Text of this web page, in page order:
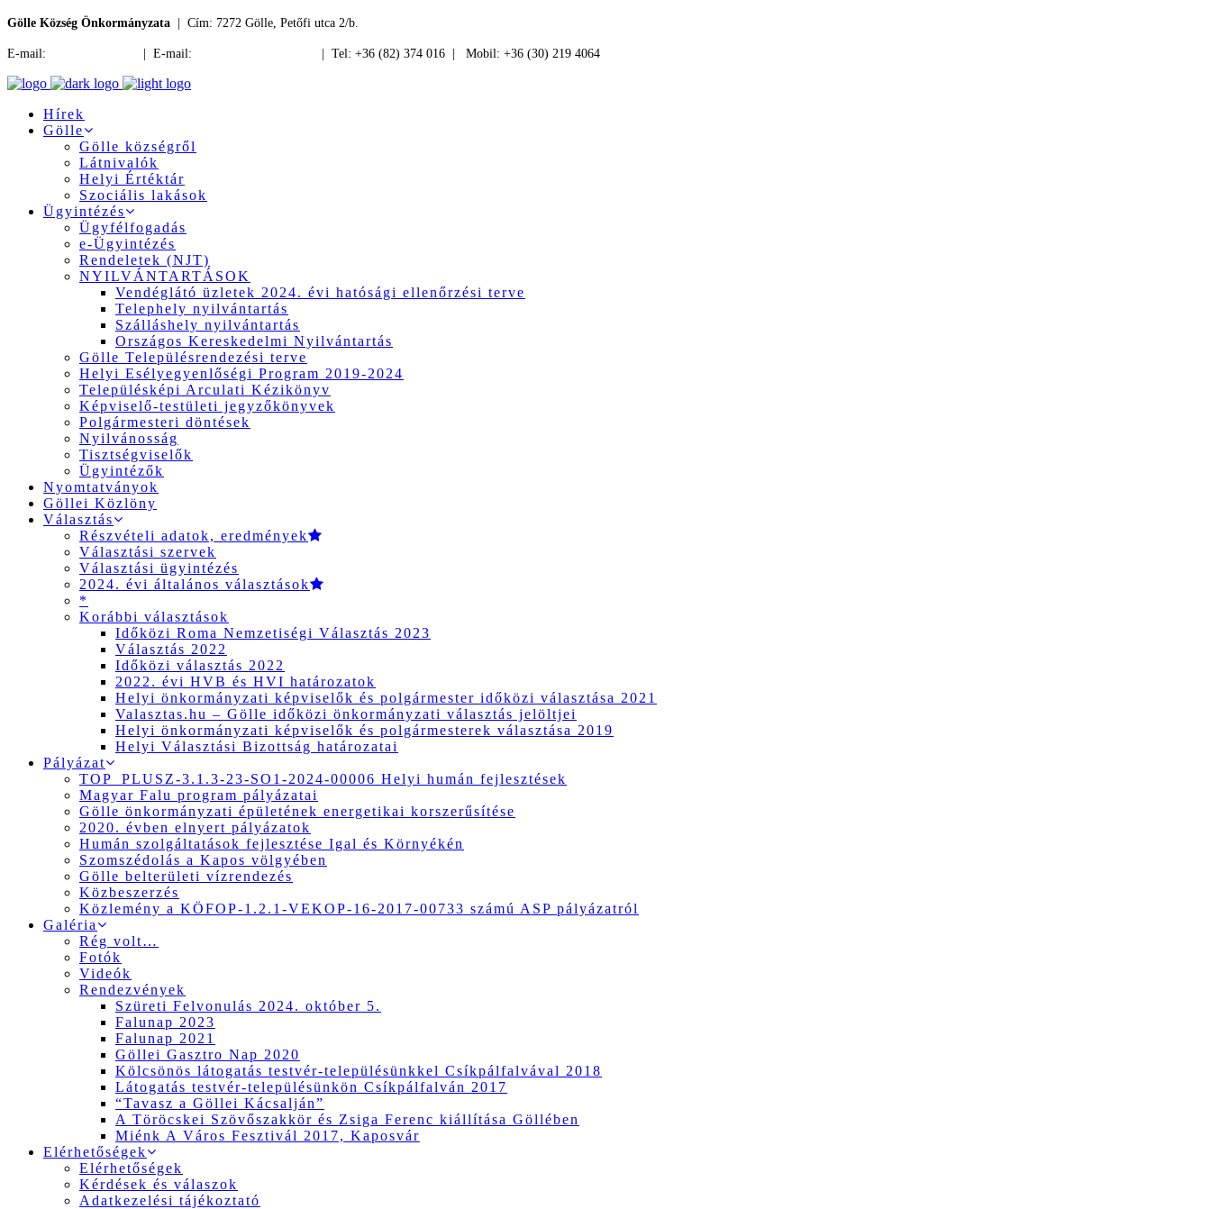
Gölle Község Önkormányzata | Cím: 7272 Gölle, Petőfi utca 2/b.
E-mail: | E-mail: | Tel: +36 (82) 374 016 | Mobil: +36 (30) 219 4064
Hírek
Gölle
Gölle községről
Látnivalók
Helyi Értéktár
Szociális lakások
Ügyintézés
Ügyfélfogadás
e-Ügyintézés
Rendeletek (NJT)
NYILVÁNTARTÁSOK
Vendéglátó üzletek 2024. évi hatósági ellenőrzési terve
Telephely nyilvántartás
Szálláshely nyilvántartás
Országos Kereskedelmi Nyilvántartás
Gölle Településrendezési terve
Helyi Esélyegyenlőségi Program 2019-2024
Településképi Arculati Kézikönyv
Képviselő-testületi jegyzőkönyvek
Polgármesteri döntések
Nyilvánosság
Tisztségviselők
Ügyintézők
Nyomtatványok
Göllei Közlöny
Választás
Részvételi adatok, eredmények
Választási szervek
Választási ügyintézés
2024. évi általános választások
*
Korábbi választások
Időközi Roma Nemzetiségi Választás 2023
Választás 2022
Időközi választás 2022
2022. évi HVB és HVI határozatok
Helyi önkormányzati képviselők és polgármester időközi választása 2021
Valasztas.hu – Gölle időközi önkormányzati választás jelöltjei
Helyi önkormányzati képviselők és polgármesterek választása 2019
Helyi Választási Bizottság határozatai
Pályázat
TOP_PLUSZ-3.1.3-23-SO1-2024-00006 Helyi humán fejlesztések
Magyar Falu program pályázatai
Gölle önkormányzati épületének energetikai korszerűsítése
2020. évben elnyert pályázatok
Humán szolgáltatások fejlesztése Igal és Környékén
Szomszédolás a Kapos völgyében
Gölle belterületi vízrendezés
Közbeszerzés
Közlemény a KÖFOP-1.2.1-VEKOP-16-2017-00733 számú ASP pályázatról
Galéria
Rég volt…
Fotók
Videók
Rendezvények
Szüreti Felvonulás 2024. október 5.
Falunap 2023
Falunap 2021
Göllei Gasztro Nap 2020
Kölcsönös látogatás testvér-településünkkel Csíkpálfalvával 2018
Látogatás testvér-településünkön Csíkpálfalván 2017
“Tavasz a Göllei Kácsalján”
A Töröcskei Szövőszakkör és Zsiga Ferenc kiállítása Göllében
Miénk A Város Fesztivál 2017, Kaposvár
Elérhetőségek
Elérhetőségek
Kérdések és válaszok
Adatkezelési tájékoztató